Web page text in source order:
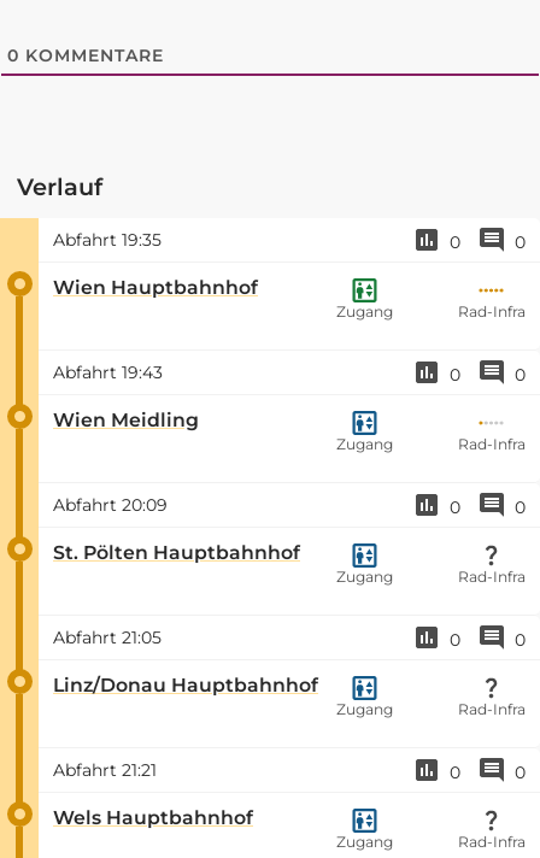
0 KOMMENTARE
Verlauf
Abfahrt 19:35 0 0
Wien Hauptbahnhof
Zugang Rad-Infra
Abfahrt 19:43 0 0
Wien Meidling
Zugang Rad-Infra
Abfahrt 20:09 0 0
St. Pölten Hauptbahnhof
Zugang Rad-Infra
Abfahrt 21:05 0 0
Linz/Donau Hauptbahnhof
Zugang Rad-Infra
Abfahrt 21:21 0 0
Wels Hauptbahnhof
Zugang Rad-Infra